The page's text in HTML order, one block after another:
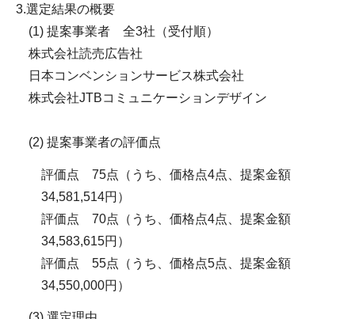
3.選定結果の概要
(1) 提案事業者 全3社（受付順）
株式会社読売広告社
日本コンベンションサービス株式会社
株式会社JTBコミュニケーションデザイン
(2) 提案事業者の評価点
評価点 75点（うち、価格点4点、提案金額
34,581,514円）
評価点 70点（うち、価格点4点、提案金額
34,583,615円）
評価点 55点（うち、価格点5点、提案金額
34,550,000円）